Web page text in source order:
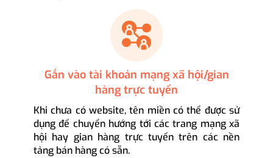
Gắn vào tài khoản mạng xã hội/gian
hàng trực tuyến
Khi chưa có website, tên miền có thể được sử
dụng để chuyển hướng tới các trang mạng xã
hội hay gian hàng trực tuyến trên các nền
tảng bán hàng có sẵn.